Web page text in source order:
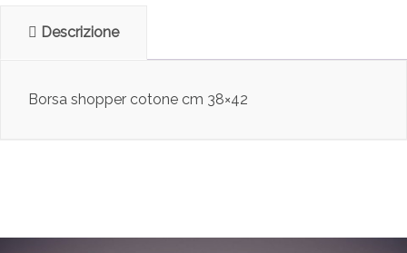
Descrizione
Borsa shopper cotone cm 38×42